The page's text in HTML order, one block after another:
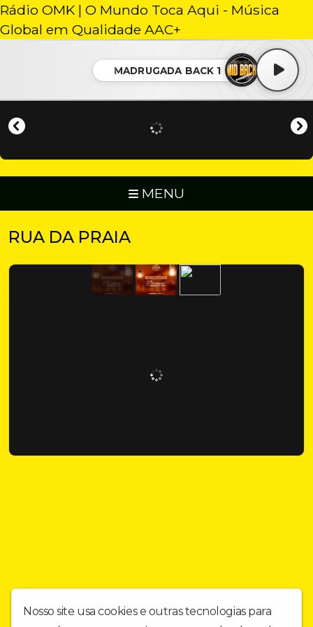
Rádio OMK | O Mundo Toca Aqui - Música
Global em Qualidade AAC+
MADRUGADA BACK 1
MENU
RUA DA PRAIA
Nosso site usa cookies e outras tecnologias para